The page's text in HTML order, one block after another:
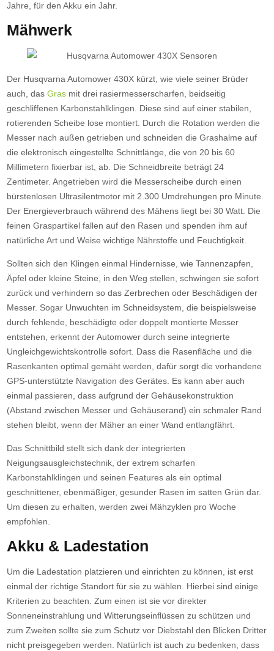
Jahre, für den Akku ein Jahr.
Mähwerk
Der Husqvarna Automower 430X kürzt, wie viele seiner Brüder
auch, das Grasmit drei rasiermesserscharfen, beidseitig
geschliffenen Karbonstahlklingen. Diese sind auf einer stabilen,
rotierenden Scheibe lose montiert. Durch die Rotation werden die
Messer nach außen getrieben und schneiden die Grashalme auf
die elektronisch eingestellte Schnittlänge, die von 20 bis 60
Millimetern fixierbar ist, ab. Die Schneidbreite beträgt 24
Zentimeter. Angetrieben wird die Messerscheibe durch einen
bürstenlosen Ultrasilentmotor mit 2.300 Umdrehungen pro Minute.
Der Energieverbrauch während des Mähens liegt bei 30 Watt. Die
feinen Graspartikel fallen auf den Rasen und spenden ihm auf
natürliche Art und Weise wichtige Nährstoffe und Feuchtigkeit.
Sollten sich den Klingen einmal Hindernisse, wie Tannenzapfen,
Äpfel oder kleine Steine, in den Weg stellen, schwingen sie sofort
zurück und verhindern so das Zerbrechen oder Beschädigen der
Messer. Sogar Unwuchten im Schneidsystem, die beispielsweise
durch fehlende, beschädigte oder doppelt montierte Messer
entstehen, erkennt der Automower durch seine integrierte
Ungleichgewichtskontrolle sofort. Dass die Rasenfläche und die
Rasenkanten optimal gemäht werden, dafür sorgt die vorhandene
GPS-unterstützte Navigation des Gerätes. Es kann aber auch
einmal passieren, dass aufgrund der Gehäusekonstruktion
(Abstand zwischen Messer und Gehäuserand) ein schmaler Rand
stehen bleibt, wenn der Mäher an einer Wand entlangfährt.
Das Schnittbild stellt sich dank der integrierten
Neigungsausgleichstechnik, der extrem scharfen
Karbonstahlklingen und seinen Features als ein optimal
geschnittener, ebenmäßiger, gesunder Rasen im satten Grün dar.
Um diesen zu erhalten, werden zwei Mähzyklen pro Woche
empfohlen.
Akku & Ladestation
Um die Ladestation platzieren und einrichten zu können, ist erst
einmal der richtige Standort für sie zu wählen. Hierbei sind einige
Kriterien zu beachten. Zum einen ist sie vor direkter
Sonneneinstrahlung und Witterungseinflüssen zu schützen und
zum Zweiten sollte sie zum Schutz vor Diebstahl den Blicken Dritter
nicht preisgegeben werden. Natürlich ist auch zu bedenken, dass